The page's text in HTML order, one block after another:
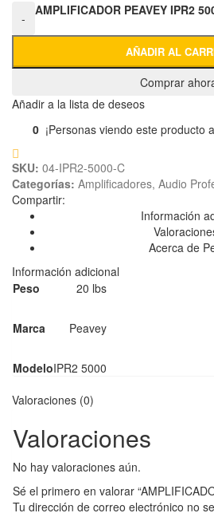
-
AMPLIFICADOR PEAVEY IPR2
AÑADIR AL
Comprar
Añadir a la lista de deseos
0 ¡Personas viendo este producto
SKU: 04-IPR2-5000-C
Categorías: Amplificadores, Audio
Compartir:
Información
Acerca de
Información adicional
Peso
20 lbs
Marca Peavey
ModeloIPR2 5000
Valoraciones (0)
Valoraciones
No hay valoraciones aún.
Sé el primero en valorar
Tu dirección de correo electrónico no